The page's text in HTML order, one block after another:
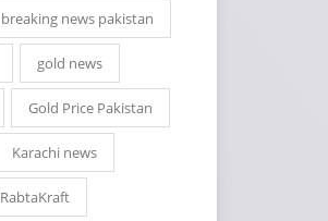
breaking news pakistan
gold news
Gold Price Pakistan
Karachi news
RabtaKraft